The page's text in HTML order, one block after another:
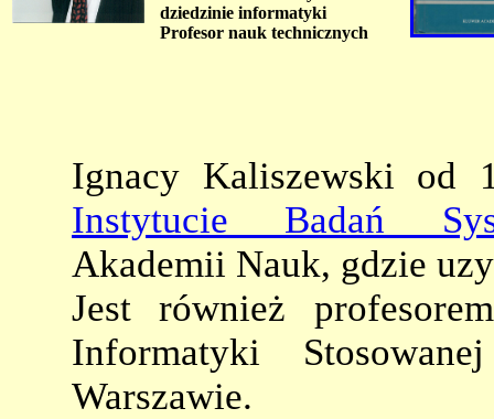
dziedzinie informatyki
Profesor nauk technicznych
Ignacy Kaliszewski od
Instytucie Badań
Akademii Nauk, gdzie
Jest również
Informatyki
Warszawie.